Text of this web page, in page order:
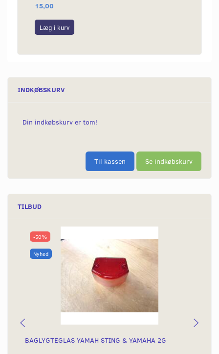
15,00
Læg i kurv
INDKØBSKURV
Din indkøbskurv er tom!
Til kassen Se indkøbskurv
TILBUD
-50%
Nyhed
BAGLYGTEGLAS YAMAH STING & YAMAHA 2G